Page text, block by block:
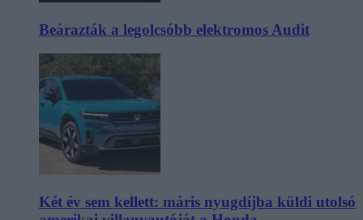
Beárazták a legolcsóbb elektromos Audit
Két év sem kellett: máris nyugdíjba küldi utolsó